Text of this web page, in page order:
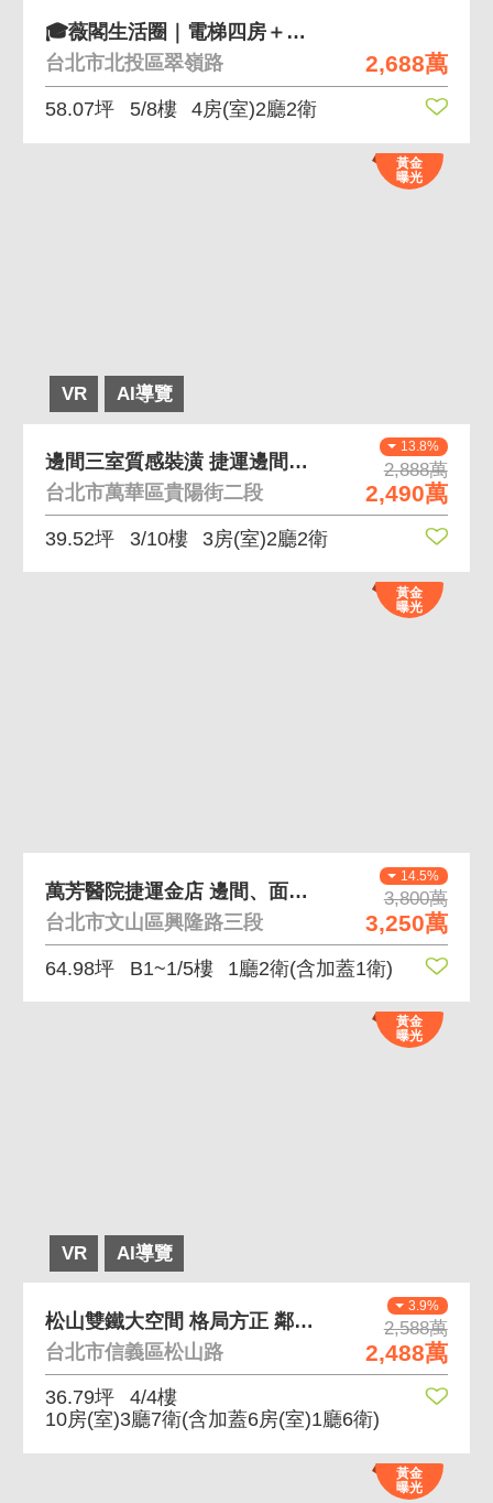
2,688萬
🎓薇閣生活圈｜電梯四房＋坡平車位一次擁有
台北市北投區翠嶺路
58.07坪 5/8樓 4房(室)2廳2衛
VR AI導覽
黃金
曝光
13.8%
2,888萬
2,490萬
邊間三室質感裝潢 捷運邊間電梯三室大空間
台北市萬華區貴陽街二段
39.52坪 3/10樓 3房(室)2廳2衛
黃金
曝光
14.5%
3,800萬
3,250萬
萬芳醫院捷運金店 邊間、面寬，後有大型社區
台北市文山區興隆路三段
64.98坪 B1~1/5樓 1廳2衛(含加蓋1衛)
VR AI導覽
黃金
曝光
3.9%
2,588萬
2,488萬
松山雙鐵大空間 格局方正 鄰近松山雙鐵站
台北市信義區松山路
36.79坪
4/4樓
10房(室)3廳7衛(含加蓋6房(室)1廳6衛)
黃金
曝光